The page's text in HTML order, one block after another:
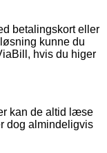
betalingskort eller
kunne du
hvis du higer
kan de altid læse
dog almindeligvis